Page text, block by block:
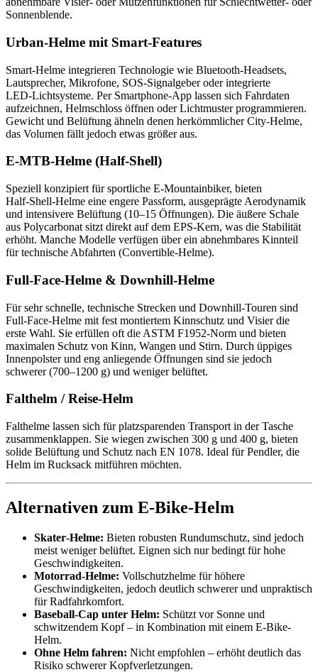
Sonnenblende.
Urban-Helme mit Smart‑Features
Smart‑Helme integrieren Technologie wie Bluetooth-Headsets,
Lautsprecher, Mikrofone, SOS‑Signalgeber oder integrierte
LED‑Lichtsysteme. Per Smartphone-App lassen sich Fahrdaten
aufzeichnen, Helmschloss öffnen oder Lichtmuster programmieren.
Gewicht und Belüftung ähneln denen herkömmlicher City-Helme,
das Volumen fällt jedoch etwas größer aus.
E-MTB-Helme (Half‑Shell)
Speziell konzipiert für sportliche E‑Mountainbiker, bieten
Half‑Shell-Helme eine engere Passform, ausgeprägte Aerodynamik
und intensivere Belüftung (10–15 Öffnungen). Die äußere Schale
aus Polycarbonat sitzt direkt auf dem EPS‑Kern, was die Stabilität
erhöht. Manche Modelle verfügen über ein abnehmbares Kinnteil
für technische Abfahrten (Convertible-Helme).
Full‑Face-Helme & Downhill-Helme
Für sehr schnelle, technische Strecken und Downhill-Touren sind
Full‑Face-Helme mit fest montiertem Kinnschutz und Visier die
erste Wahl. Sie erfüllen oft die ASTM F1952-Norm und bieten
maximalen Schutz von Kinn, Wangen und Stirn. Durch üppiges
Innenpolster und eng anliegende Öffnungen sind sie jedoch
schwerer (700–1200 g) und weniger belüftet.
Falthelm / Reise-Helm
Falthelme lassen sich für platzsparenden Transport in der Tasche
zusammenklappen. Sie wiegen zwischen 300 g und 400 g, bieten
solide Belüftung und Schutz nach EN 1078. Ideal für Pendler, die
Helm im Rucksack mitführen möchten.
Alternativen zum E-Bike-Helm
Skater‑Helme: Bieten robusten Rundumschutz, sind jedoch
meist weniger belüftet. Eignen sich nur bedingt für hohe
Geschwindigkeiten.
Motorrad‑Helme: Vollschutzhelme für höhere
Geschwindigkeiten, jedoch deutlich schwerer und unpraktisch
für Radfahrkomfort.
Baseball‑Cap unter Helm: Schützt vor Sonne und
schwitzendem Kopf – in Kombination mit einem E‑Bike-
Helm.
Ohne Helm fahren: Nicht empfohlen – erhöht deutlich das
Risiko schwerer Kopfverletzungen.